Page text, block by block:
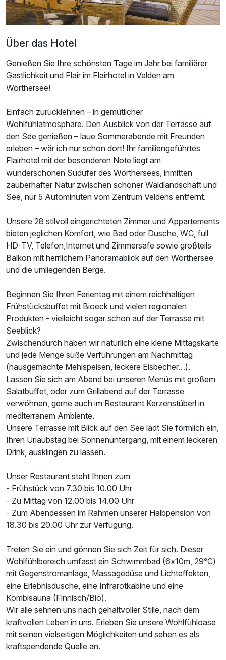
Für 7 Tage p.P. ab1.218,00 €
Doppelzimmer Standard
2 Erwachsene und 1 Kind
Ausstattung
Für 7 Tage
Über das Hotel
Genießen Sie Ihre schönsten Tage im Jahr bei familiärer
Gastlichkeit und Flair im Flairhotel in Velden am
Wörthersee!
Einfach zurücklehnen – in gemütlicher
Wohlfühlatmosphäre. Den Ausblick von der Terrasse auf
den See genießen – laue Sommerabende mit Freunden
erleben – wär ich nur schon dort! Ihr familiengeführtes
Flairhotel mit der besonderen Note liegt am
wunderschönen Südufer des Wörthersees, inmitten
zauberhafter Natur zwischen schöner Waldlandschaft und
See, nur 5 Autominuten vom Zentrum Veldens entfernt.
Unsere 28 stilvoll eingerichteten Zimmer und Appartements
bieten jeglichen Komfort, wie Bad oder Dusche, WC, full
HD-TV, Telefon,Internet und Zimmersafe sowie großteils
Balkon mit herrlichem Panoramablick auf den Wörthersee
und die umliegenden Berge.
Beginnen Sie Ihren Ferientag mit einem reichhaltigen
Frühstücksbuffet mit Bioeck und vielen regionalen
Produkten - vielleicht sogar schon auf der Terrasse mit
Seeblick?
Zwischendurch haben wir natürlich eine kleine Mittagskarte
und jede Menge süße Verführungen am Nachmittag
(hausgemachte Mehlspeisen, leckere Eisbecher…).
Lassen Sie sich am Abend bei unseren Menüs mit großem
Salatbuffet, oder zum Grillabend auf der Terrasse
verwöhnen, gerne auch im Restaurant Kerzenstüberl in
mediterranem Ambiente.
Unsere Terrasse mit Blick auf den See lädt Sie förmlich ein,
Ihren Urlaubstag bei Sonnenuntergang, mit einem leckeren
Drink, ausklingen zu lassen.
Unser Restaurant steht Ihnen zum
- Frühstück von 7.30 bis 10.00 Uhr
- Zu Mittag von 12.00 bis 14.00 Uhr
- Zum Abendessen im Rahmen unserer Halbpension von
18.30 bis 20.00 Uhr zur Verfügung.
Treten Sie ein und gönnen Sie sich Zeit für sich. Dieser
Wohlfühlbereich umfasst ein Schwimmbad (6x10m, 29°C)
mit Gegenstromanlage, Massagedüse und Lichteffekten,
eine Erlebnisdusche, eine Infrarotkabine und eine
Kombisauna (Finnisch/Bio).
Wir alle sehnen uns nach gehaltvoller Stille, nach dem
kraftvollen Leben in uns. Erleben Sie unsere Wohlfühloase
mit seinen vielseitigen Möglichkeiten und sehen es als
kraftspendende Quelle an.